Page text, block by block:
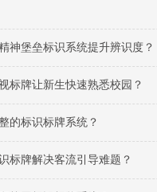
神堡垒标识系统提升辨识度？
标牌让新生快速熟悉校园？
的标识标牌系统？
标牌解决客流引导难题？